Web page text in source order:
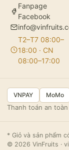
Fanpage
Facebook
T2–T7 08:00–
18:00 · CN
08:00–17:00
VNPAY MoMo
Thanh toán an
* Giỏ và sản phẩm
© 2026 VinFruits ·